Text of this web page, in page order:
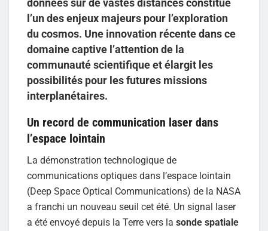
données sur de vastes distances constitue
l’un des enjeux majeurs pour l’exploration
du cosmos. Une innovation récente dans ce
domaine captive l’attention de la
communauté scientifique et élargit les
possibilités pour les futures missions
interplanétaires.
Un record de communication laser dans
l’espace lointain
La démonstration technologique de
communications optiques dans l’espace lointain
(Deep Space Optical Communications) de la NASA
a franchi un nouveau seuil cet été. Un signal laser
a été envoyé depuis la Terre vers la sonde spatiale